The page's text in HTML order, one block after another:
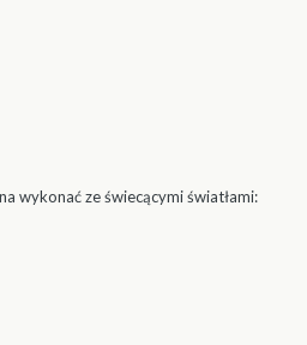
wykonać ze świecącymi światłami: